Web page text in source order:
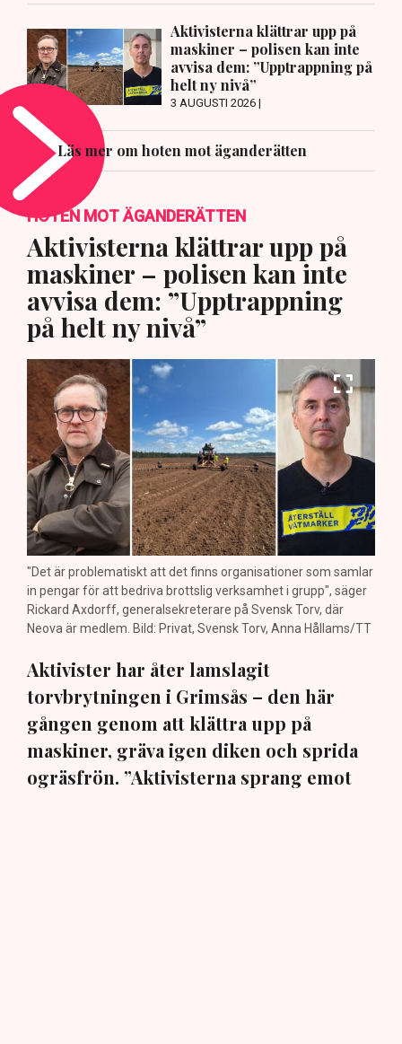
Aktivisterna klättrar upp på
maskiner – polisen kan inte
avvisa dem: ”Upptrappning på
helt ny nivå”
3 AUGUSTI 2026 |
Läs mer om hoten mot äganderätten
HOTEN MOT ÄGANDERÄTTEN
Aktivisterna klättrar upp på
maskiner – polisen kan inte
avvisa dem: ”Upptrappning
på helt ny nivå”
"Det är problematiskt att det finns organisationer som samlar
in pengar för att bedriva brottslig verksamhet i grupp", säger
Rickard Axdorff, generalsekreterare på Svensk Torv, där
Neova är medlem. Bild: Privat, Svensk Torv, Anna Hållams/TT
Aktivister har åter lamslagit
torvbrytningen i Grimsås – den här
gången genom att klättra upp på
maskiner, gräva igen diken och sprida
ogräsfrön. ”Aktivisterna sprang emot